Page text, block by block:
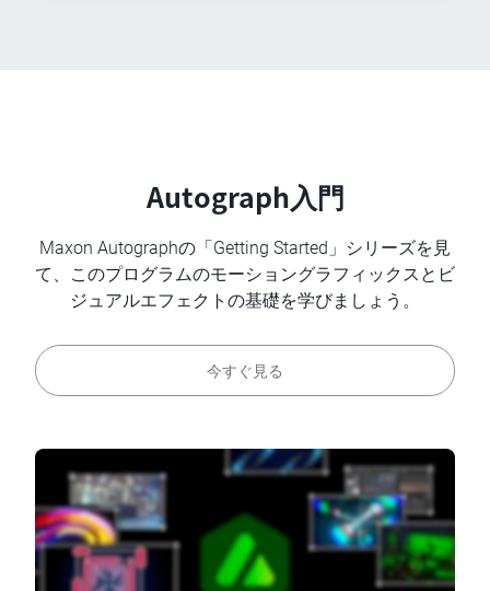
Autograph入門
Maxon Autographの「Getting Started」シリーズを見
て、このプログラムのモーショングラフィックスとビ
ジュアルエフェクトの基礎を学びましょう。
今すぐ見る